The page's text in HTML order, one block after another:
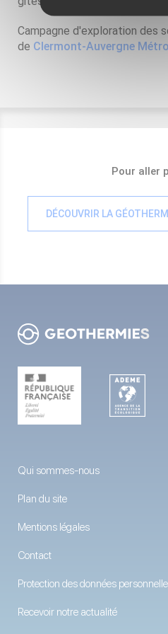
Campagne d'exploration des
de Clermont-Auvergne
Pour aller
DÉCOUVRIR LA
Qui sommes-nous
Plan du site
Mentions légales
Contact
Protection des données
Recevoir notre actualité